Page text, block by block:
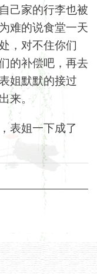
己家的行李也被
难的说食堂一天
，对不住你们
的补偿吧，再去
姐默默的接过
来。
表姐一下成了